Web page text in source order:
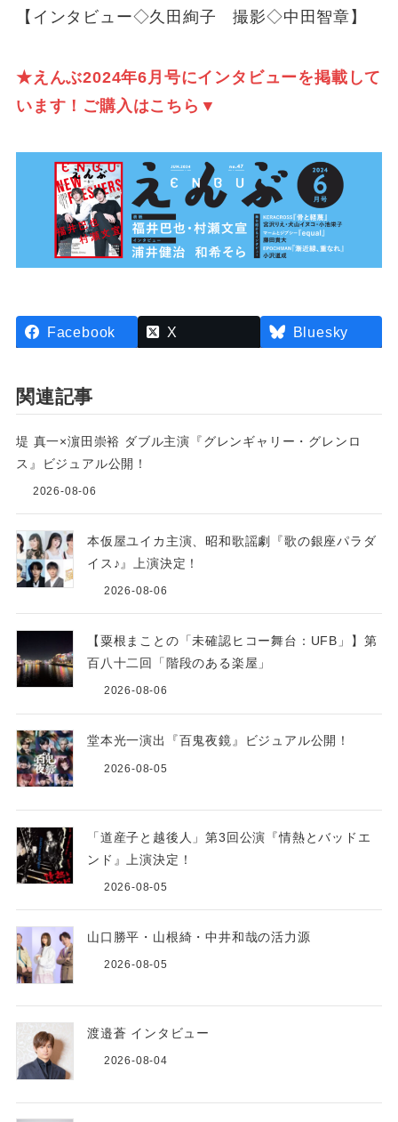
【インタビュー◇久田絢子 撮影◇中田智章】
★えんぶ2024年6月号にインタビュー を掲載して
います！ご購入はこちら▼
Facebook X Bluesky
関連記事
堤 真一×濵田崇裕 ダブル主演『グレンギャリー・グレンロ
ス』ビジュアル公開！
2026-08-06
本仮屋ユイカ主演、昭和歌謡劇『歌の銀座パラダ
イス♪』上演決定！
2026-08-06
【粟根まことの「未確認ヒコー舞台：UFB」】第
百八十二回「階段のある楽屋」
2026-08-06
堂本光一演出『百鬼夜鏡』ビジュアル公開！
2026-08-05
「道産子と越後人」第3回公演『情熱とバッドエ
ンド』上演決定！
2026-08-05
山口勝平・山根綺・中井和哉の活力源
2026-08-05
渡邉蒼 インタビュー
2026-08-04